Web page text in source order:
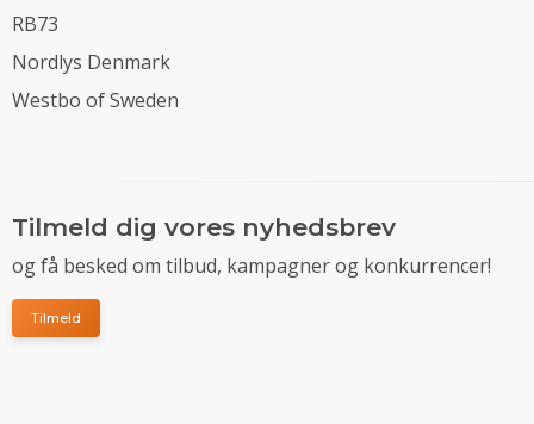
RB73
Nordlys Denmark
Westbo of Sweden
Tilmeld dig vores nyhedsbrev
og få besked om tilbud, kampagner og konkurrencer!
Tilmeld